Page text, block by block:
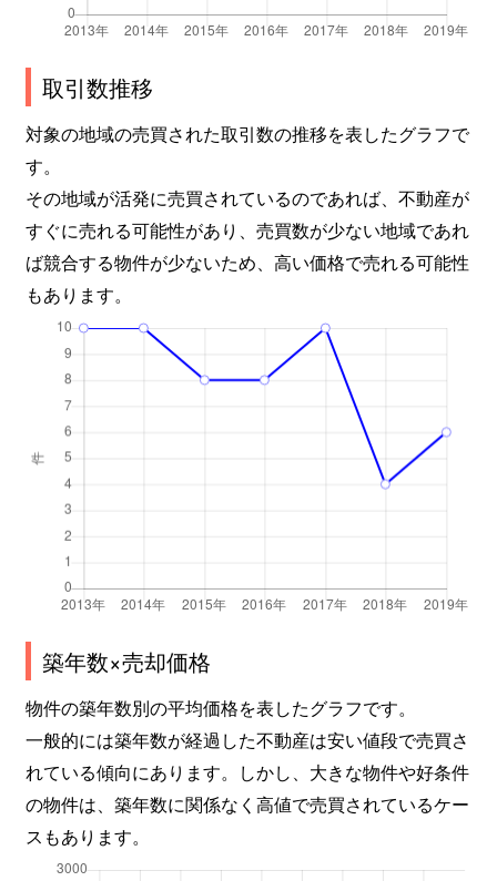
取引数推移
対象の地域の売買された取引数の推移を表したグラフで
す。
その地域が活発に売買されているのであれば、不動産が
すぐに売れる可能性があり、売買数が少ない地域であれ
ば競合する物件が少ないため、高い価格で売れる可能性
もあります。
築年数×売却価格
物件の築年数別の平均価格を表したグラフです。
一般的には築年数が経過した不動産は安い値段で売買さ
れている傾向にあります。しかし、大きな物件や好条件
の物件は、築年数に関係なく高値で売買されているケー
スもあります。